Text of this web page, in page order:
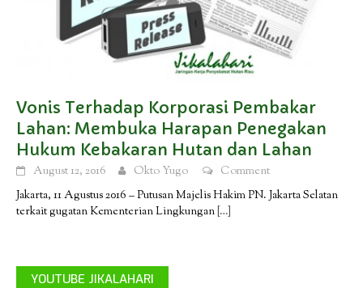
Vonis Terhadap Korporasi Pembakar
Lahan: Membuka Harapan Penegakan
Hukum Kebakaran Hutan dan Lahan
August 12, 2016 Okto Yugo
Comment
Jakarta, 11 Agustus 2016 – Putusan Majelis Hakim PN. Jakarta Selatan
terkait gugatan Kementerian Lingkungan […]
YOUTUBE JIKALAHARI